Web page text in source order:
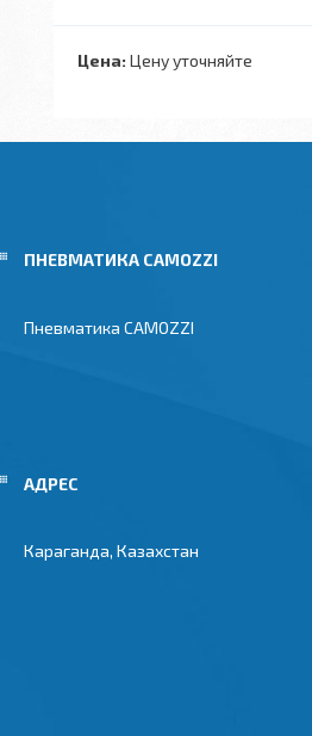
Цена: Цену уточняйте
ПНЕВМАТИКА CAMOZZI
Пневматика CAMOZZI
Караганда, Казахстан